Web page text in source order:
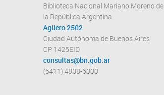
Biblioteca Nacional Mariano Moreno de
la República Argentina
Agüero 2502
Ciudad Autónoma de Buenos Aires
CP 1425EID
consultas@bn.gob.ar
(5411) 4808-6000